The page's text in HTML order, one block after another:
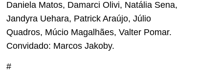
Daniela Matos, Damarci Olivi, Natália Sena,
Jandyra Uehara, Patrick Araújo, Júlio
Quadros, Múcio Magalhães, Valter Pomar.
Convidado: Marcos Jakoby.
#